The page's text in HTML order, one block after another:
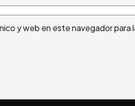
y web en este navegador para